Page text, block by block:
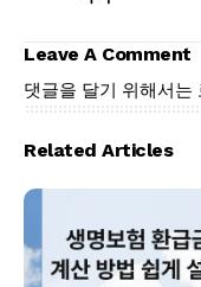
Leave A Comment
댓글을 달기 위해서는
Related Articles